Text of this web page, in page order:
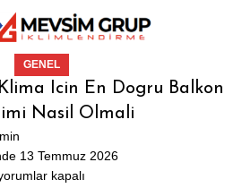
GENEL
Icin En Dogru Balkon
Nasil Olmali
13 Temmuz 2026
kapalı